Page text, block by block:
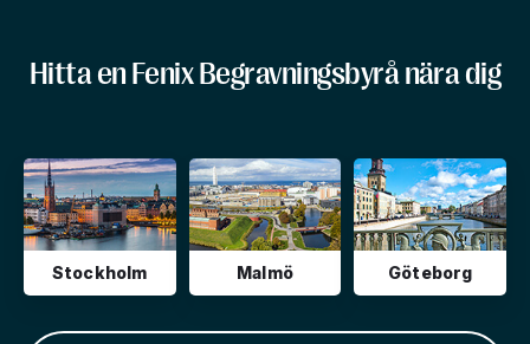
Hitta en Fenix Begravningsbyrå nära dig
Stockholm Malmö Göteborg